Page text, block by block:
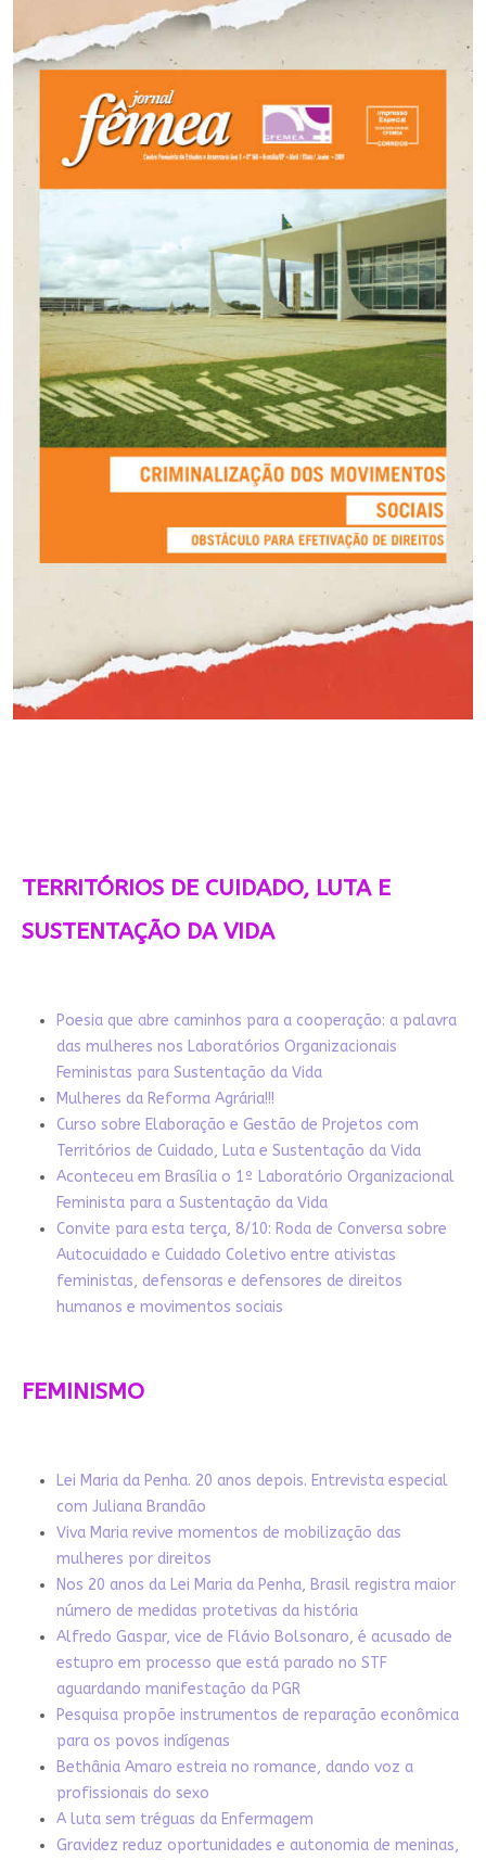
TERRITÓRIOS DE CUIDADO, LUTA E
SUSTENTAÇÃO DA VIDA
Poesia que abre caminhos para a cooperação: a palavra
das mulheres nos Laboratórios Organizacionais
Feministas para Sustentação da Vida
Mulheres da Reforma Agrária!!!
Curso sobre Elaboração e Gestão de Projetos com
Territórios de Cuidado, Luta e Sustentação da Vida
Aconteceu em Brasília o 1º Laboratório Organizacional
Feminista para a Sustentação da Vida
Convite para esta terça, 8/10: Roda de Conversa sobre
Autocuidado e Cuidado Coletivo entre ativistas
feministas, defensoras e defensores de direitos
humanos e movimentos sociais
FEMINISMO
Lei Maria da Penha. 20 anos depois. Entrevista especial
com Juliana Brandão
Viva Maria revive momentos de mobilização das
mulheres por direitos
Nos 20 anos da Lei Maria da Penha, Brasil registra maior
número de medidas protetivas da história
Alfredo Gaspar, vice de Flávio Bolsonaro, é acusado de
estupro em processo que está parado no STF
aguardando manifestação da PGR
Pesquisa propõe instrumentos de reparação econômica
para os povos indígenas
Bethânia Amaro estreia no romance, dando voz a
profissionais do sexo
A luta sem tréguas da Enfermagem
Gravidez reduz oportunidades e autonomia de meninas,